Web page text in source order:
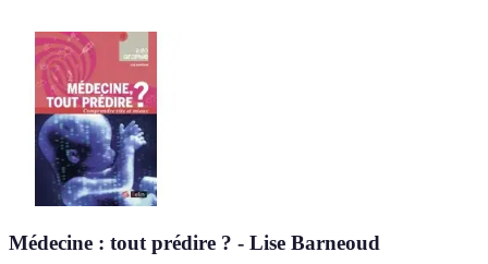
Médecine : tout prédire ? - Lise Barneoud